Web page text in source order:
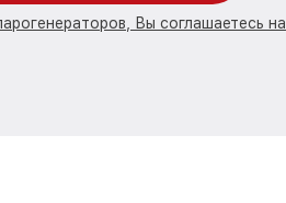
Вы соглашаетесь на